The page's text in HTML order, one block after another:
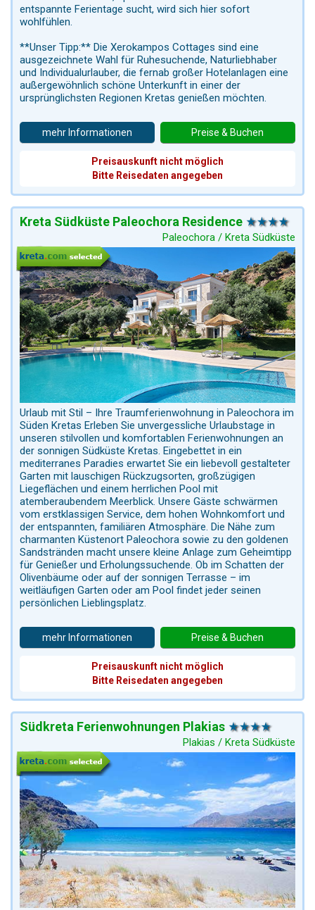
entspannte Ferientage sucht, wird sich hier sofort
wohlfühlen.
**Unser Tipp:** Die Xerokampos Cottages sind eine
ausgezeichnete Wahl für Ruhesuchende, Naturliebhaber
und Individualurlauber, die fernab großer Hotelanlagen eine
außergewöhnlich schöne Unterkunft in einer der
ursprünglichsten Regionen Kretas genießen möchten.
mehr Informationen
Preisauskunft nicht möglich
Bitte Reisedaten angegeben
Preise & Buchen
Kreta Südküste Paleochora Residence
Paleochora / Kreta Südküste
Urlaub mit Stil – Ihre Traumferienwohnung in Paleochora im
Süden Kretas Erleben Sie unvergessliche Urlaubstage in
unseren stilvollen und komfortablen Ferienwohnungen an
der sonnigen Südküste Kretas. Eingebettet in ein
mediterranes Paradies erwartet Sie ein liebevoll gestalteter
Garten mit lauschigen Rückzugsorten, großzügigen
Liegeflächen und einem herrlichen Pool mit
atemberaubendem Meerblick. Unsere Gäste schwärmen
vom erstklassigen Service, dem hohen Wohnkomfort und
der entspannten, familiären Atmosphäre. Die Nähe zum
charmanten Küstenort Paleochora sowie zu den goldenen
Sandstränden macht unsere kleine Anlage zum Geheimtipp
für Genießer und Erholungssuchende. Ob im Schatten der
Olivenbäume oder auf der sonnigen Terrasse – im
weitläufigen Garten oder am Pool findet jeder seinen
persönlichen Lieblingsplatz.
mehr Informationen
Preisauskunft nicht möglich
Bitte Reisedaten angegeben
Preise & Buchen
Südkreta Ferienwohnungen Plakias
Plakias / Kreta Südküste